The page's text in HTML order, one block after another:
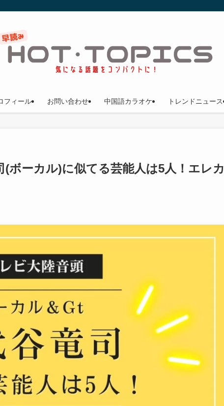
フィール お問い合わせ 中国語カラオケ トレンドニュース
ボーカル)に似てる芸能人は5人！エレカ